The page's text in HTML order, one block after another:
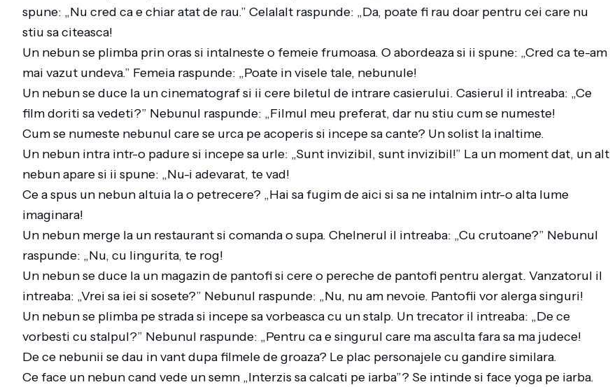
spune: „Nu cred ca e chiar atat de rau.” Celalalt raspunde: „Da, poate fi rau doar pentru cei care nu
stiu sa citeasca!
Un nebun se plimba prin oras si intalneste o femeie frumoasa. O abordeaza si ii spune: „Cred ca te-am
mai vazut undeva.” Femeia raspunde: „Poate in visele tale, nebunule!
Un nebun se duce la un cinematograf si ii cere biletul de intrare casierului. Casierul il intreaba: „Ce
film doriti sa vedeti?” Nebunul raspunde: „Filmul meu preferat, dar nu stiu cum se numeste!
Cum se numeste nebunul care se urca pe acoperis si incepe sa cante? Un solist la inaltime.
Un nebun intra intr-o padure si incepe sa urle: „Sunt invizibil, sunt invizibil!” La un moment dat, un alt
nebun apare si ii spune: „Nu-i adevarat, te vad!
Ce a spus un nebun altuia la o petrecere? „Hai sa fugim de aici si sa ne intalnim intr-o alta lume
imaginara!
Un nebun merge la un restaurant si comanda o supa. Chelnerul il intreaba: „Cu crutoane?” Nebunul
raspunde: „Nu, cu lingurita, te rog!
Un nebun se duce la un magazin de pantofi si cere o pereche de pantofi pentru alergat. Vanzatorul il
intreaba: „Vrei sa iei si sosete?” Nebunul raspunde: „Nu, nu am nevoie. Pantofii vor alerga singuri!
Un nebun se plimba pe strada si incepe sa vorbeasca cu un stalp. Un trecator il intreaba: „De ce
vorbesti cu stalpul?” Nebunul raspunde: „Pentru ca e singurul care ma asculta fara sa ma judece!
De ce nebunii se dau in vant dupa filmele de groaza? Le plac personajele cu gandire similara.
Ce face un nebun cand vede un semn „Interzis sa calcati pe iarba”? Se intinde si face yoga pe iarba.